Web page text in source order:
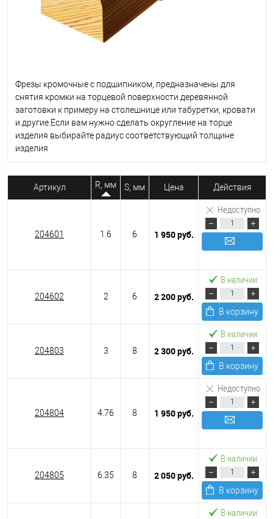
Фрезы кромочные с подшипником, предназначены для
снятия кромки на торцевой поверхности деревянной
заготовки к примеру на столешнице или табуретки, кровати
и другие.Если вам нужно сделать округление на торце
изделия выбирайте радиус соответствующий толщине
изделия
Артикул R, мм S, мм Цена Действия
204601 1.6 6 1 950 руб.
Недоступно
204602 2 6 2 200 руб.
В наличии
В корзину
204803 3 8 2 300 руб.
В наличии
В корзину
204804 4.76 8 1 950 руб.
Недоступно
204805 6.35 8 2 050 руб.
В наличии
В корзину
В наличии